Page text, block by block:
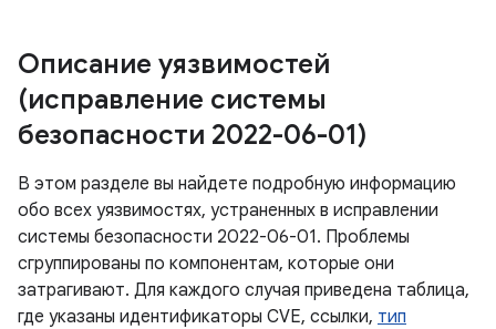
Описание уязвимостей
(исправление системы
безопасности 2022-06-01)
В этом разделе вы найдете подробную информацию
обо всех уязвимостях, устраненных в исправлении
системы безопасности 2022-06-01. Проблемы
сгруппированы по компонентам, которые они
затрагивают. Для каждого случая приведена таблица,
где указаны идентификаторы CVE, ссылки, тип